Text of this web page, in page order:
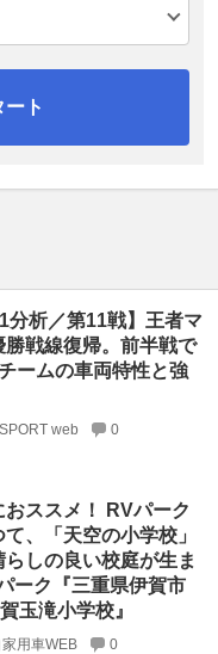
ート
分析／第11戦】王者マ
勝戦線復帰。前半戦で
ームの車両特性と強
web 0
おススメ！ RVパーク
、「天空の小学校」
しの良い校庭が生ま
ーク『三重県伊賀市
玉滝小学校』
家用車WEB 0